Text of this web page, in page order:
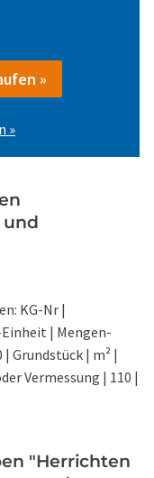
»
»
und
KG-Nr |
| Mengen-
Grundstück | m² |
Vermessung | 110 |
"Herrichten